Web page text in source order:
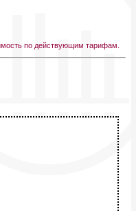
по действующим тарифам.